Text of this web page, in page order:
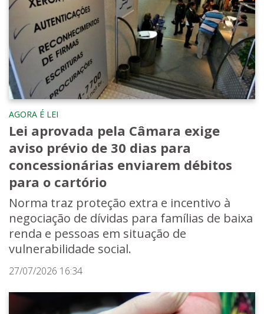
AGORA É LEI
Lei aprovada pela Câmara exige
aviso prévio de 30 dias para
concessionárias enviarem débitos
para o cartório
Norma traz proteção extra e incentivo à
negociação de dívidas para famílias de baixa
renda e pessoas em situação de
vulnerabilidade social.
27/07/2026 16:34